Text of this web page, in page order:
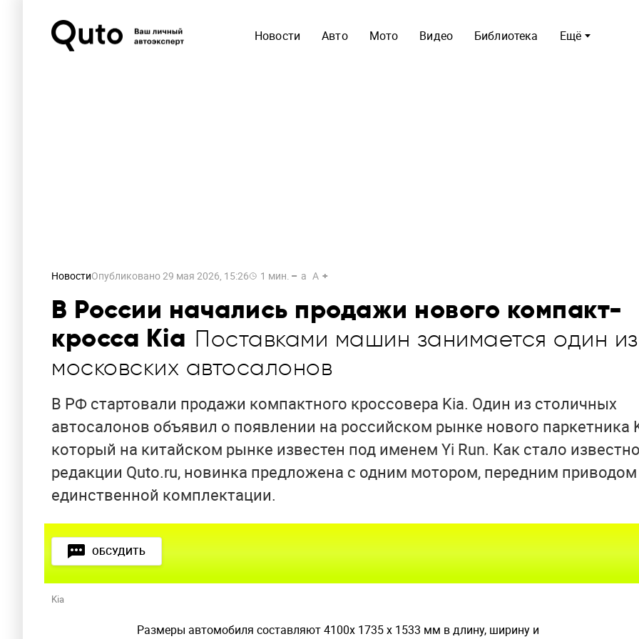
Ещё
Новости Авто Мото Видео Библиотека
НовостиОпубликовано29 мая 2026, 15:26 1 мин. a A
В России начались продажи нового компакт-
кросса Kia Поставками машин занимается один из
московских автосалонов
В РФ стартовали продажи компактного кроссовера Kia. Один из столичных
автосалонов объявил о появлении на российском рынке нового паркетника
который на китайском рынке известен под именем Yi Run. Как стало известно
редакции Quto.ru, новинка предложена с одним мотором, передним
единственной комплектации.
ОБСУДИТЬ
Kia
Размеры автомобиля составляют 4100х 1735 х 1533 мм в длину, ширину и